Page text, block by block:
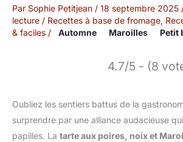
Par Sophie Petitjean / 18 septembre 2025
lecture / Recettes à base de fromage,
& faciles / Automne Maroilles Petit
4.7/5 - (8
Oubliez les sentiers battus de la
surprendre par une alliance audacieuse
papilles. La tarte aux poires, noix et